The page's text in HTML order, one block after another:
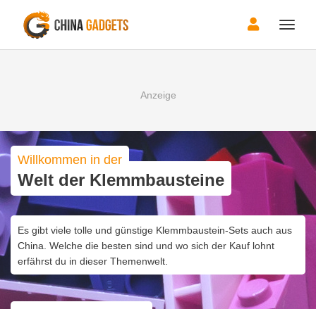
Toggle
Willkommen in der
Welt der Klemmbausteine
Es gibt viele tolle und günstige Klemmbaustein-Sets auch aus
China. Welche die besten sind und wo sich der Kauf lohnt
erfährst du in dieser Themenwelt.